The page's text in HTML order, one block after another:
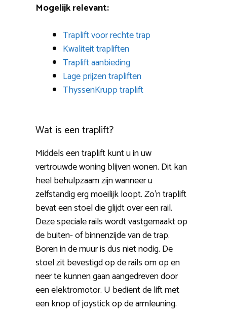
Mogelijk relevant:
Traplift voor rechte trap
Kwaliteit trapliften
Traplift aanbieding
Lage prijzen trapliften
ThyssenKrupp traplift
Wat is een traplift?
Middels een traplift kunt u in uw
vertrouwde woning blijven wonen. Dit kan
heel behulpzaam zijn wanneer u
zelfstandig erg moeilijk loopt. Zo’n traplift
bevat een stoel die glijdt over een rail.
Deze speciale rails wordt vastgemaakt op
de buiten- of binnenzijde van de trap.
Boren in de muur is dus niet nodig. De
stoel zit bevestigd op de rails om op en
neer te kunnen gaan aangedreven door
een elektromotor. U bedient de lift met
een knop of joystick op de armleuning.